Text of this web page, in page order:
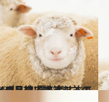
笑む羊のまなざしは 見る者すべてをメロメロにする！
フスタイル